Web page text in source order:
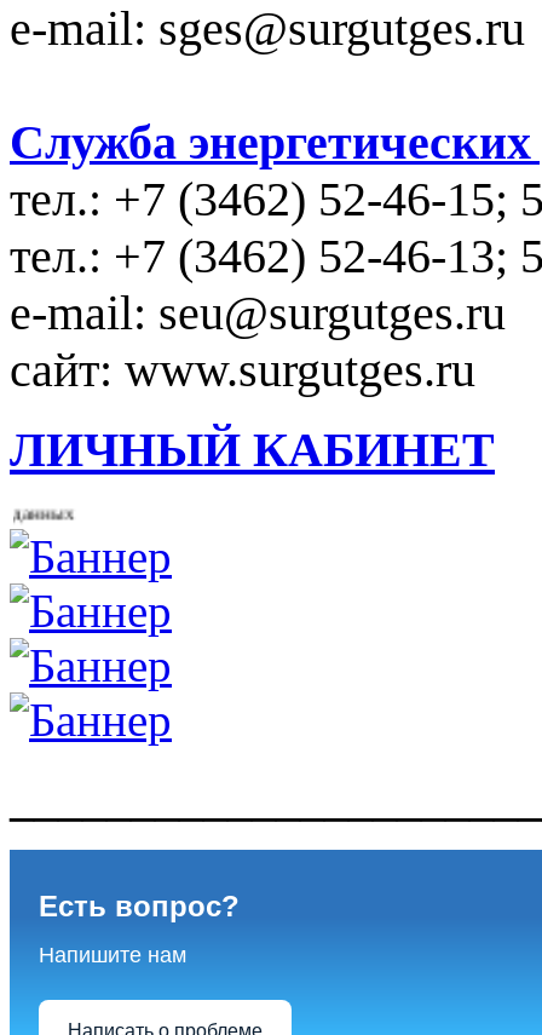
e-mail: sges@surgutges.ru
Служба
тел.: +7 (3462) 52-46-15;
тел.: +7 (3462) 52-46-13;
e-mail: seu@surgutges.ru
сайт: www.surgutges.ru
ЛИЧНЫЙ КАБИНЕТ
Есть вопрос?
Напишите нам